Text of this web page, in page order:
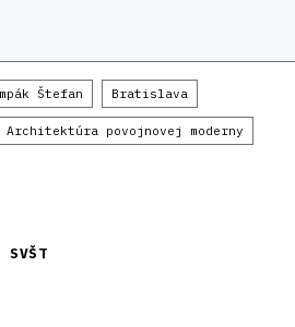
Štefan Bratislava
Architektúra povojnovej moderny